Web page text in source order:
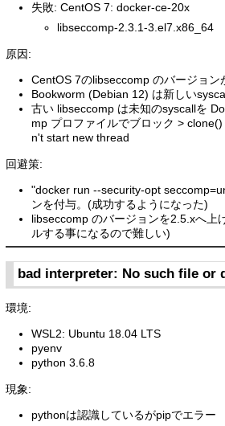
失敗: CentOS 7: docker-ce-20x
libseccomp-2.3.1-3.el7.x86_64
原因:
CentOS 7のlibseccomp のバージョン
Bookworm (Debian 12) は新しい
古い libseccomp は未知のsyscallを
mp プロファイルでブロック >
n't start new thread
回避策:
"docker run --security-opt
ンを付与。(成功するようになった)
libseccomp のバージョンを2.5.xへ上
ルする事になるので難しい)
bad interpreter: No such file or
環境:
WSL2: Ubuntu 18.04 LTS
pyenv
python 3.6.8
現象:
pythonは認識しているがpipでエラー